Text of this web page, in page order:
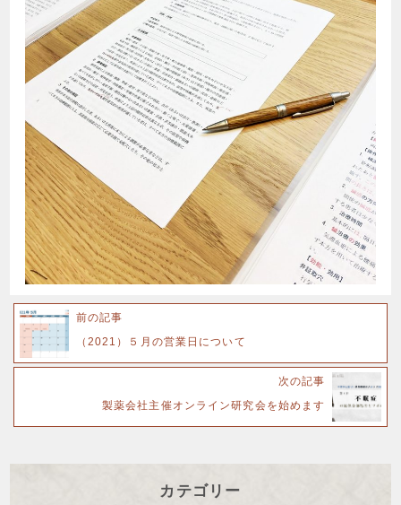
前の記事
（2021）５月の営業日について
次の記事
製薬会社主催オンライン研究会を始めます
カテゴリー